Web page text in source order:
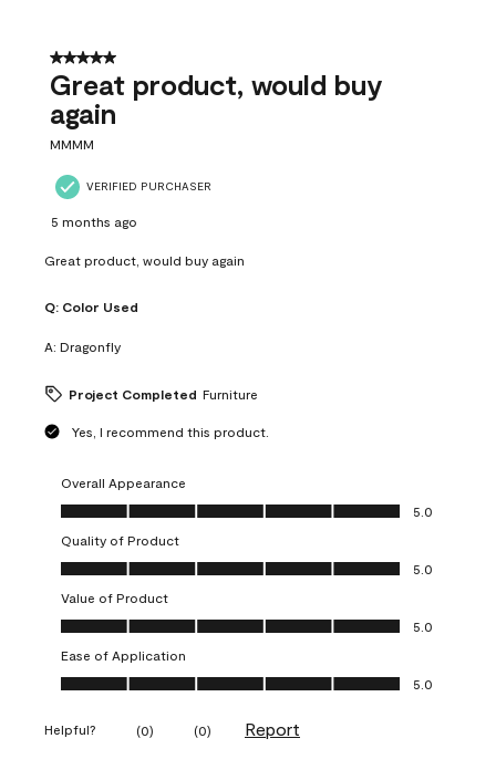
5 out of 5 stars.
Great product, would buy
again
MMMM
VERIFIED PURCHASER
5 months ago
Great product, would buy again
Q: Color Used
A: Dragonfly
Project Completed Furniture
Yes, I recommend this product.
Overall Appearance
Overall Appearance, 5.0 out of 5
5.0
Quality of Product
Quality of Product, 5.0 out of 5
5.0
Value of Product
Value of Product, 5.0 out of 5
5.0
Ease of Application
Ease of Application, 5.0 out of 5
5.0
Helpful? (0) (0) Report